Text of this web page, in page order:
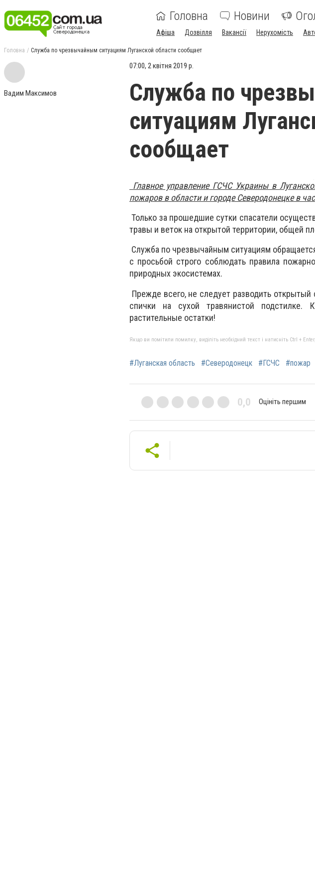
Головна Новини
Афіша Дозвілля Вакансії Нерухомість
Головна Служба по чрезвычайным ситуациям Луганской области сообщает
Вадим Максимов
07:00, 2 квітня 2019 р.
Служба по
ситуациям
сообщает
Главное управление ГСЧС Украины в
пожаров в области и городе Северодонецке в
Только за прошедшие сутки спасатели
травы и веток на открытой территории, общей
Служба по чрезвычайным ситуациям
с просьбой строго соблюдать правила
природных экосистемах.
Прежде всего, не следует разводить открытый
спички на сухой травянистой подстилке.
растительные остатки!
Якщо ви помітили помилку, виділіть необхідний текст і натисніть Ctrl +
#Луганская область #Северодонецк #ГСЧС #пожар
0,0 Оцініть першим